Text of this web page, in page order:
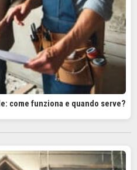
come funziona e quando serve?